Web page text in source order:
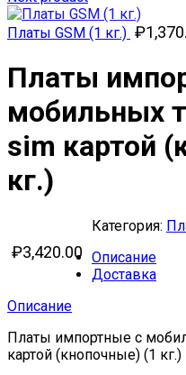
Платы GSM (1 кг.) ₽
Платы
мобильных
sim картой
кг.)
₽3,420.00
Категория:
Описание
Доставка
Описание
Платы импортные с
картой (кнопочные) (1 кг.)